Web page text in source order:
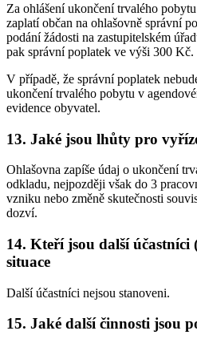
Za ohlášení ukončení trvalého
zaplatí občan na ohlašovně správní
podání žádosti na zastupitelském
pak správní poplatek ve výši 300 Kč.
V případě, že správní poplatek
ukončení trvalého pobytu v
evidence obyvatel.
13. Jaké jsou lhůty pro
Ohlašovna zapíše údaj o ukončení
odkladu, nejpozději však do 3
vzniku nebo změně skutečnosti
dozví.
14. Kteří jsou další účastníci
situace
Další účastníci nejsou stanoveni.
15. Jaké další činnosti jsou